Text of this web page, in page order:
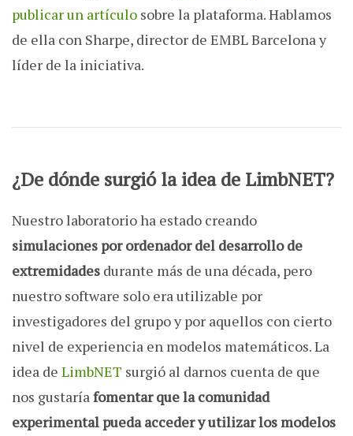
publicar un artículo sobre la plataforma. Hablamos
de ella con Sharpe, director de EMBL Barcelona y
líder de la iniciativa.
¿De dónde surgió la idea de LimbNET?
Nuestro laboratorio ha estado creando
simulaciones por ordenador del desarrollo de
extremidades durante más de una década, pero
nuestro software solo era utilizable por
investigadores del grupo y por aquellos con cierto
nivel de experiencia en modelos matemáticos. La
idea de LimbNET surgió al darnos cuenta de que
nos gustaríafomentar que la comunidad
experimental pueda acceder y utilizar los modelos